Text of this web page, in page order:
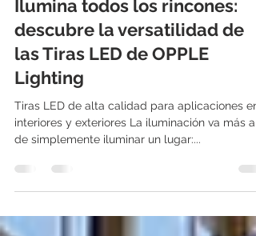
11 mar 2025
2 min de lectura
Ilumina todos los rincones:
descubre la versatilidad de
las Tiras LED de OPPLE
Lighting
Tiras LED de alta calidad para aplicaciones en